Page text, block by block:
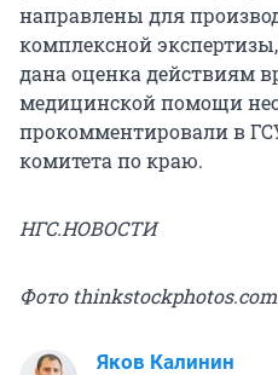
направлены для
комплексной
дана оценка действиям
медицинской помощи
прокомментировали в
комитета по краю.
НГС.НОВОСТИ
Фото thinkstockphotos.com
Яков Калинин